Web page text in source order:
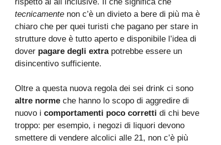
tecnicamente non c’è un divieto a bere di più ma è
chiaro che per quei turisti che pagano per stare in
strutture dove è tutto aperto e disponibile l’idea di
dover pagare degli extrapotrebbe essere un
disincentivo sufficiente.
Oltre a questa nuova regola dei sei drink ci sono
altre norme che hanno lo scopo di aggredire di
nuovo i comportamenti poco corretti di chi beve
troppo: per esempio, i negozi di liquori devono
smettere di vendere alcolici alle 21, non c’è più